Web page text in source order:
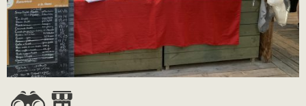
Bénévolat
Communauté d’affaires
Travailleurs autonomes
Itinéraires
Pédalez!